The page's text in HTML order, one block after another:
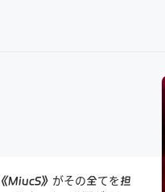
MiucS》がその全てを担